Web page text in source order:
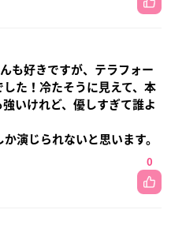
も好きですが、テラフォー
た！冷たそうに見えて、本
いけれど、優しすぎて誰よ
演じられないと思います。
0